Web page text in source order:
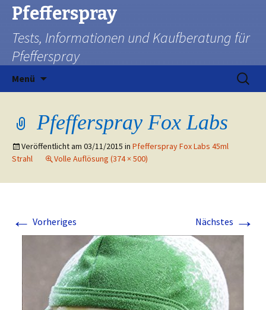
Pfefferspray
Tests, Informationen und Kaufberatung für
Pfefferspray
Menü
Suchen
nach:
Pfefferspray Fox Labs
Veröffentlicht am 03/11/2015 in Pfefferspray Fox Labs 45ml
Strahl
Volle Auflösung (374 × 500)
← Vorheriges Nächstes →